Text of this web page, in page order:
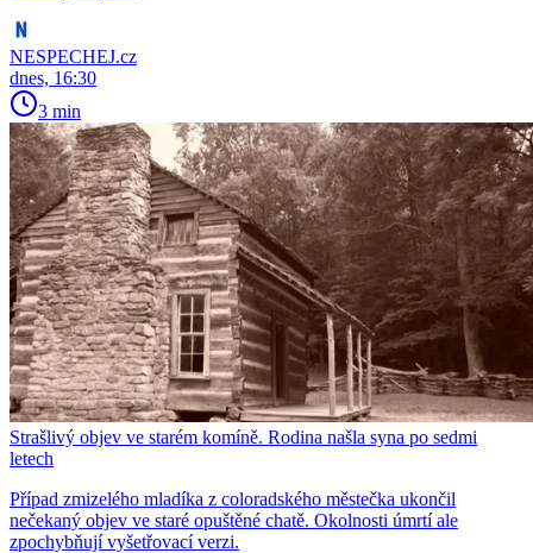
NESPECHEJ.cz
dnes, 16:30
3 min
Strašlivý objev ve starém komíně. Rodina našla syna po sedmi
letech
Případ zmizelého mladíka z coloradského městečka ukončil
nečekaný objev ve staré opuštěné chatě. Okolnosti úmrtí ale
zpochybňují vyšetřovací verzi.